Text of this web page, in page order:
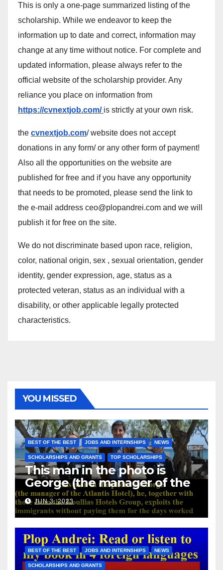
This is only a one-page summarized listing of the
scholarship. While we endeavor to keep the
information up to date and correct, information may
change at any time without notice. For complete and
updated information, please always refer to the
official website of the scholarship provider. Any
reliance you place on information from
https://cvnextjob.com/ is strictly at your own risk.
the cvnextjob.com/ website does not accept
donations in any form/ or any other form of payment!
Also all the opportunities on the website are
published for free and if you have any opportunity
that needs to be promoted, please send the link to
the e-mail address ceo@plopandrei.com and we will
publish it for free on the site.
We do not discriminate based upon race, religion,
color, national origin, sex , sexual orientation, gender
identity, gender expression, age, status as a
protected veteran, status as an individual with a
disability, or other applicable legally protected
characteristics.
YOU MISSED
BEST OF THE BEST JOBS AND INTERNSHIPS NEWS
SCHOLARSHIPS AND GRANTS TOP SCHOLARSHIPS
This man in the photo is
George (the manager of the
Atlantis Hotel), he, together
with those from the Koullias
Hotels Group, exploits the
immigrants without paying
them for the days worked
JUN 3, 2023
BEST OF THE BEST JOBS AND INTERNSHIPS NEWS
SCHOLARSHIPS AND GRANTS